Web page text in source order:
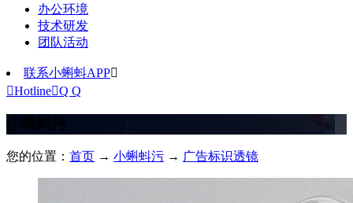
办公环境
技术研发
团队活动
联系小蝌蚪APP
HotlineQ Q
小蝌蚪污
您的位置： 首页 → 小蝌蚪污 → 广告标识透镜